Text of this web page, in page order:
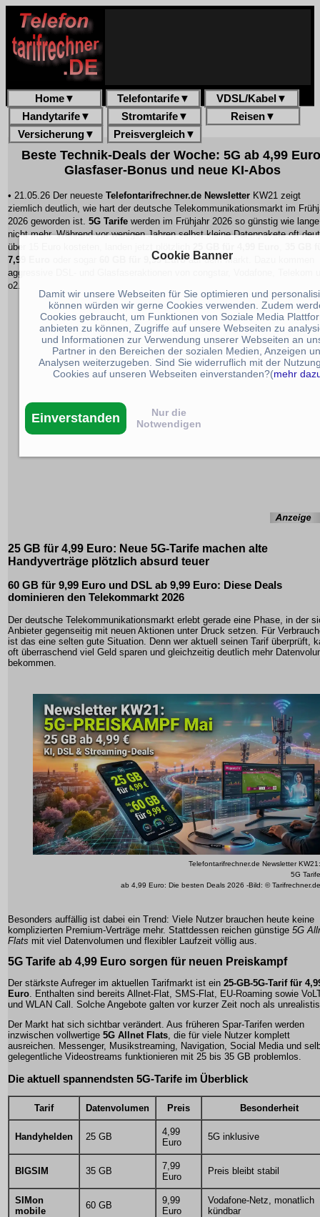
Home▼ Telefontarife▼ VDSL/Kabel ▼
Handytarife▼ Stromtarife▼ Reisen▼
Versicherung▼ Preisvergleich▼
Beste Technik-Deals der Woche: 5G ab 4,99
Glasfaser-Bonus und neue KI-Abos
• 21.05.26 Der neueste Telefontarifrechner.de Newsletter KW21 zeigt
ziemlich deutlich, wie hart der deutsche Telekommunikationsmarkt im
2026 geworden ist. 5G Tarife werden im Frühjahr 2026 so günstig wie lange
nicht mehr. Während vor wenigen Jahren selbst kleine Datenpakete oft
über 15 Euro kosteten, landen jetzt plötzlich
7,99 Euro
60 GB für 9,99 Euroauf dem Markt. Dazu kommen
aggressive DSL- und Glasfaseraktionen von congstar, Vodafone, Telekom
o2.
25 GB für 4,99 Euro: Neue 5G-Tarife machen alte
Handyverträge plötzlich absurd teuer
60 GB für 9,99 Euro und DSL ab 9,99 Euro: Diese Deals
dominieren den Telekommarkt 2026
Der deutsche Telekommunikationsmarkt erlebt gerade eine Phase, in der
Anbieter gegenseitig mit neuen Aktionen unter Druck setzen. Für
ist das eine selten gute Situation. Denn wer aktuell seinen Tarif überprüft,
oft überraschend viel Geld sparen und gleichzeitig deutlich mehr
bekommen.
Telefontarifrechner.de Newsletter KW21:
5G Tarife
ab 4,99 Euro: Die besten Deals 2026 -Bild: © Tarifrechner.de
Besonders auffällig ist dabei ein Trend: Viele Nutzer brauchen heute keine
komplizierten Premium-Verträge mehr. Stattdessen reichen günstige 5G
Flats mit viel Datenvolumen und flexibler Laufzeit völlig aus.
5G Tarife ab 4,99 Euro sorgen für neuen Preiskampf
Der stärkste Aufreger im aktuellen Tarifmarkt ist ein 25-GB-5G-Tarif für
Euro . Enthalten sind bereits Allnet-Flat, SMS-Flat, EU-Roaming sowie
und WLAN Call. Solche Angebote galten vor kurzer Zeit noch als
Der Markt hat sich sichtbar verändert. Aus früheren Spar-Tarifen werden
inzwischen vollwertige 5G Allnet Flats , die für viele Nutzer komplett
ausreichen. Messenger, Musikstreaming, Navigation, Social Media und
gelegentliche Videostreams funktionieren mit 25 bis 35 GB problemlos.
Die aktuell spannendsten 5G-Tarife im Überblick
Tarif Datenvolumen Preis Besonderheit
Handyhelden 25 GB
4,99
Euro
5G inklusive
BIGSIM 35 GB
7,99
Euro
Preis bleibt stabil
SIMon
mobile
60 GB
9,99
Euro
Vodafone-Netz, monatlich
kündbar
Cookie Banner
Damit wir unsere Webseiten für Sie optimieren und
können würden wir gerne Cookies verwenden. Zudem
Cookies gebraucht, um Funktionen von Soziale Media
anbieten zu können, Zugriffe auf unsere Webseiten zu
und Informationen zur Verwendung unserer Webseiten an
Partner in den Bereichen der sozialen Medien, Anzeigen
Analysen weiterzugeben. Sind Sie widerruflich mit der
Cookies auf unseren Webseiten einverstanden?(mehr
Einverstanden
Nur die
Notwendigen